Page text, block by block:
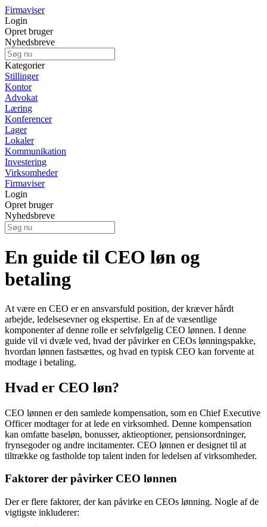
Firmaviser
Login
Opret bruger
Nyhedsbreve
Kategorier
Stillinger
Kontor
Advokat
Læring
Konferencer
Lager
Lokaler
Kommunikation
Investering
Virksomheder
Firmaviser
Login
Opret bruger
Nyhedsbreve
En guide til CEO løn og
betaling
At være en CEO er en ansvarsfuld position, der kræver hårdt
arbejde, ledelsesevner og ekspertise. En af de væsentlige
komponenter af denne rolle er selvfølgelig CEO lønnen. I denne
guide vil vi dvæle ved, hvad der påvirker en CEOs lønningspakke,
hvordan lønnen fastsættes, og hvad en typisk CEO kan forvente at
modtage i betaling.
Hvad er CEO løn?
CEO lønnen er den samlede kompensation, som en Chief Executive
Officer modtager for at lede en virksomhed. Denne kompensation
kan omfatte baseløn, bonusser, aktieoptioner, pensionsordninger,
frynsegoder og andre incitamenter. CEO lønnen er designet til at
tiltrække og fastholde top talent inden for ledelsen af virksomheder.
Faktorer der påvirker CEO lønnen
Der er flere faktorer, der kan påvirke en CEOs lønning. Nogle af de
vigtigste inkluderer: